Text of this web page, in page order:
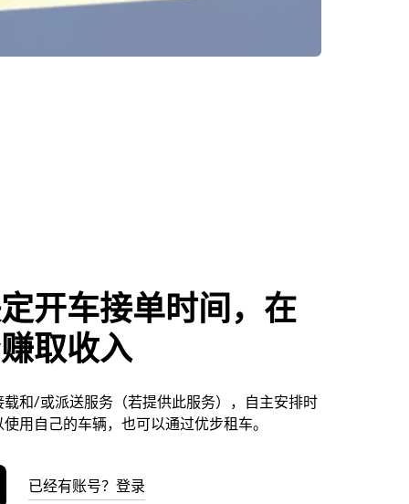
开车接单时间，在
取收入
和/或派送服务（若提供此服务），自主安排时
用自己的车辆，也可以通过优步租车。
已经有账号？登录